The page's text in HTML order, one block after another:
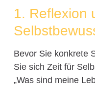
1. Reflexion
Bevor Sie konkrete
Sie sich Zeit für
„Was sind meine